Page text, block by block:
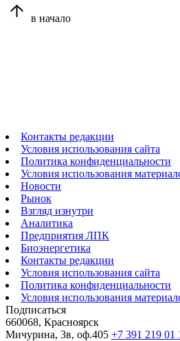
в начало
Контакты редакции
Условия использования сайта
Политика конфиденциальности
Условия использования
Новости
Рынок
Взгляд изнутри
Аналитика
Предприятия ЛПК
Биоэнергетика
Контакты редакции
Условия использования сайта
Политика конфиденциальности
Условия использования
Подписаться
660068, Красноярск
Мичурина, 3в, оф.405 +7 391 219 01